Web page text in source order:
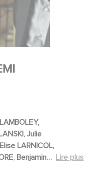
Julie
LARNICOL,
Benjamin
Lire plus